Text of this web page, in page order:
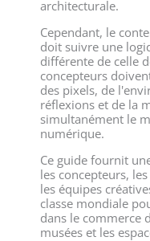
architecturale.
Cependant, le
doit suivre une
différente de celle
concepteurs
des pixels, de
réflexions et de la
simultanément le
numérique.
Ce guide fournit
les concepteurs,
les équipes
classe mondiale
dans le commerce
musées et les